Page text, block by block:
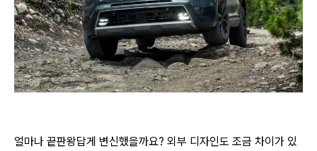
얼마나 끝판왕답게 변신했을까요? 외부 디자인도 조금 차이가 있